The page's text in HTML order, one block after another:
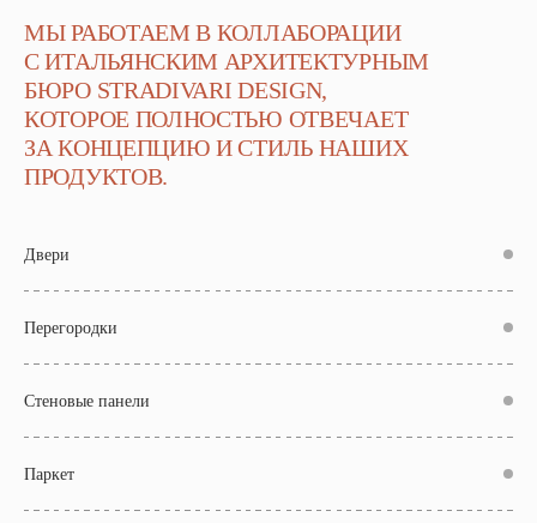
МЫ РАБОТАЕМ В КОЛЛАБОРАЦИИ
С ИТАЛЬЯНСКИМ АРХИТЕКТУРНЫМ
БЮРО STRADIVARI DESIGN,
КОТОРОЕ ПОЛНОСТЬЮ ОТВЕЧАЕТ
ЗА КОНЦЕПЦИЮ И СТИЛЬ НАШИХ
ПРОДУКТОВ.
Двери
Перегородки
Стеновые панели
Паркет